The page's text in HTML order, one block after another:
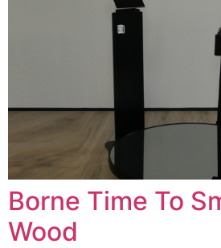
Borne Time To
Wood